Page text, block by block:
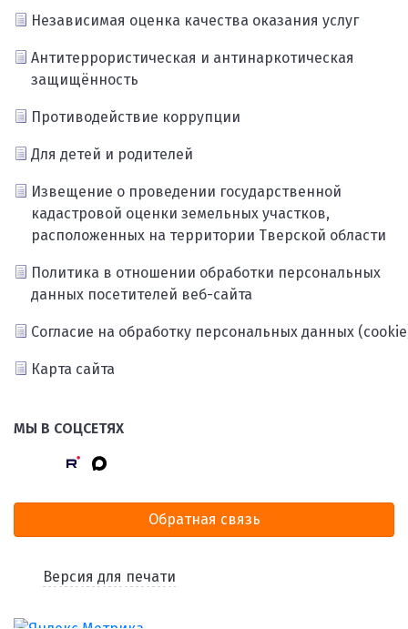
Независимая оценка качества оказания услуг
Антитеррористическая и антинаркотическая
защищённость
Противодействие коррупции
Для детей и родителей
Извещение о проведении государственной
кадастровой оценки земельных участков,
расположенных на территории Тверской области
Политика в отношении обработки персональных
данных посетителей веб-сайта
Согласие на обработку персональных данных
Карта сайта
МЫ В СОЦСЕТЯХ
Обратная связь
Версия для печати